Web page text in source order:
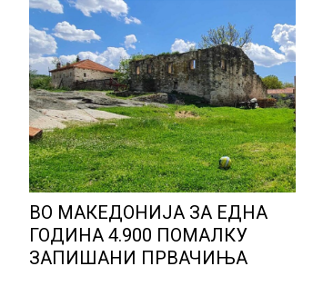
ВО МАКЕДОНИЈА ЗА ЕДНА
ГОДИНА 4.900 ПОМАЛКУ
ЗАПИШАНИ ПРВАЧИЊА